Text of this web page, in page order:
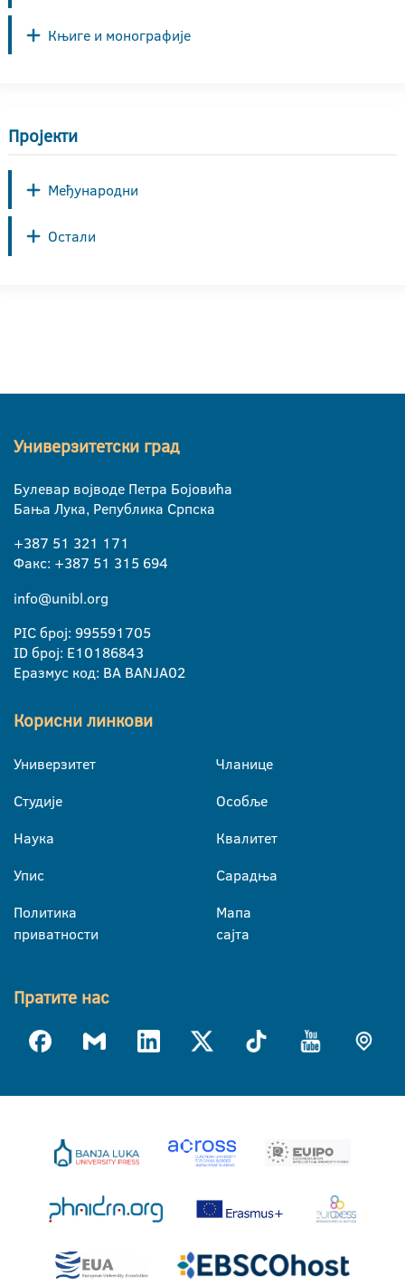
Књиге и монографије
Пројекти
Међународни
Остали
Универзитетски град
Булевар војводе Петра Бојовића
Бања Лука, Република Српска
+387 51 321 171
Факс: +387 51 315 694
info@unibl.org
PIC број: 995591705
ID број: E10186843
Еразмус код: BA BANJA02
Корисни линкови
Универзитет
Студије
Наука
Упис
Политика
приватности
Чланице
Особље
Квалитет
Сарадња
Мапа
сајта
Пратите нас